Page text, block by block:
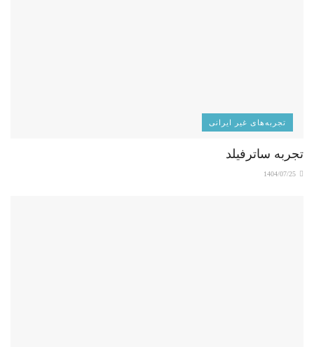
تجربه‌های غیر ایرانی
تجربه ساترفیلد